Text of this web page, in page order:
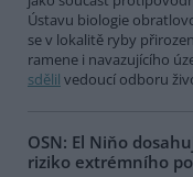
Ústavu biologie
se v lokalitě ryby
ramene i navazujícího
sdělil vedoucí odboru
OSN: El Niňo
riziko extrémního